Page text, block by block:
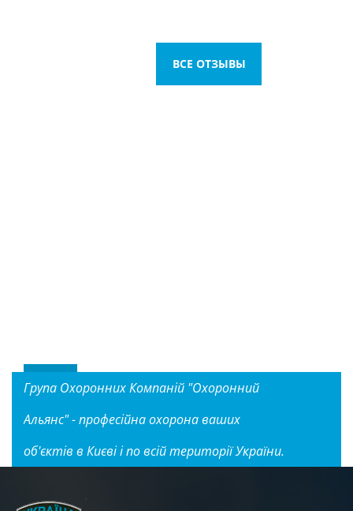
ВСЕ ОТЗЫВЫ
Група Охоронних Компаній "Охоронний
Альянс" - професійна охорона ваших
об'єктів в Києві і по всій території України.